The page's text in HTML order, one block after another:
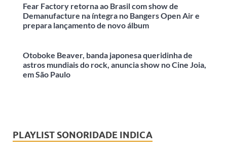
Fear Factory retorna ao Brasil com show de
Demanufacture na íntegra no Bangers Open Air e
prepara lançamento de novo álbum
Otoboke Beaver, banda japonesa queridinha de
astros mundiais do rock, anuncia show no Cine Joia,
em São Paulo
PLAYLIST SONORIDADE INDICA